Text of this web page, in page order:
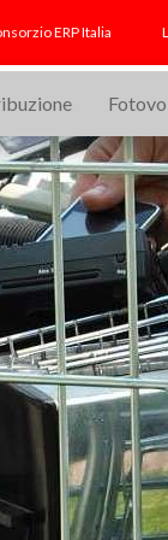
ERP Italia